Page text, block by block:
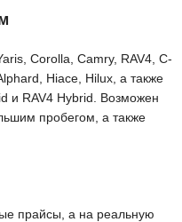
Corolla, Camry, RAV4, C-
Hiace, Hilux, а также
и RAV4 Hybrid. Возможен
пробегом, а также
прайсы, а на реальную